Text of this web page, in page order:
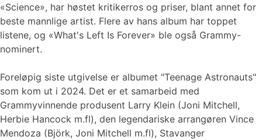
«Science», har høstet kritikerros og priser, blant annet for
beste mannlige artist. Flere av hans album har toppet
listene, og «What's Left Is Forever» ble også Grammy-
nominert.
Foreløpig siste utgivelse er albumet "Teenage Astronauts"
som kom ut i 2024. Det er et samarbeid med
Grammyvinnende produsent Larry Klein (Joni Mitchell,
Herbie Hancock m.fl), den legendariske arrangøren Vince
Mendoza (Björk, Joni Mitchell m.fl), Stavanger